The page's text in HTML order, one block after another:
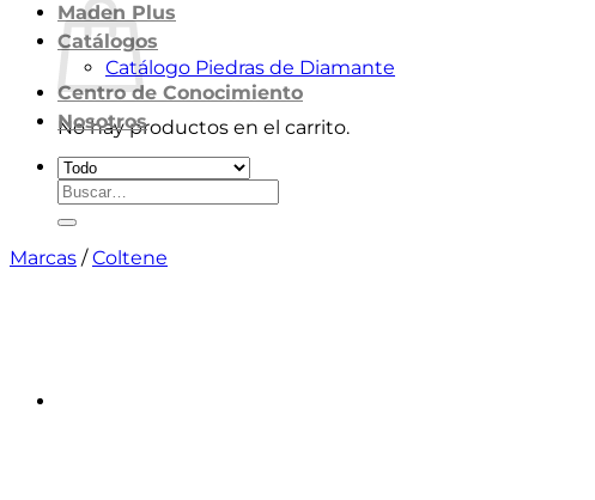
No hay productos en el carrito.
Volver a la tienda
Maden Plus
Catálogos
Catálogo Piedras de Diamante
Centro de Conocimiento
Nosotros
Buscar
por:
Marcas / Coltene